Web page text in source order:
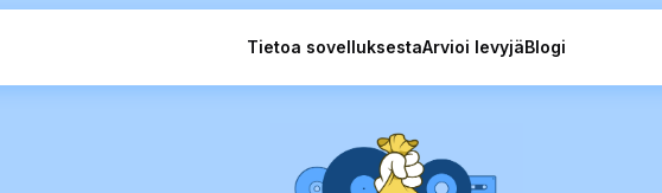
Tietoa sovelluksestaArvioi levyjäBlogi